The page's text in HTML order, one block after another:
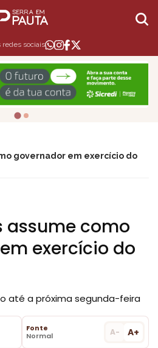
redes sociais
governador em exercício do
assume como
exercício do
até a próxima segunda-feira
Fonte
Normal
A- A+